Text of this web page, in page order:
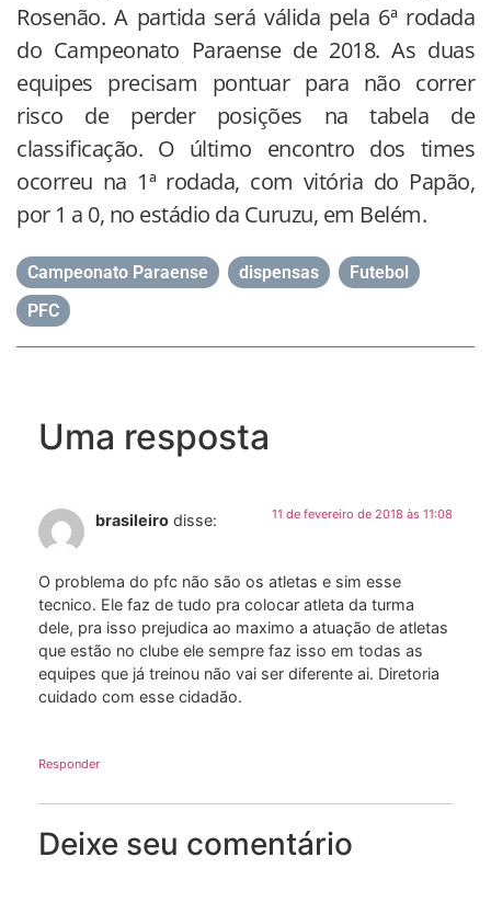
Rosenão. A partida será válida pela 6ª rodada
do Campeonato Paraense de 2018. As duas
equipes precisam pontuar para não correr
risco de perder posições na tabela de
classificação. O último encontro dos times
ocorreu na 1ª rodada, com vitória do Papão,
por 1 a 0, no estádio da Curuzu, em Belém.
Campeonato Paraense dispensas Futebol
PFC
Uma resposta
brasileiro disse: 11 de fevereiro de 2018 às 11:08
O problema do pfc não são os atletas e sim esse
tecnico. Ele faz de tudo pra colocar atleta da turma
dele, pra isso prejudica ao maximo a atuação de atletas
que estão no clube ele sempre faz isso em todas as
equipes que já treinou não vai ser diferente ai. Diretoria
cuidado com esse cidadão.
Responder
Deixe seu comentário